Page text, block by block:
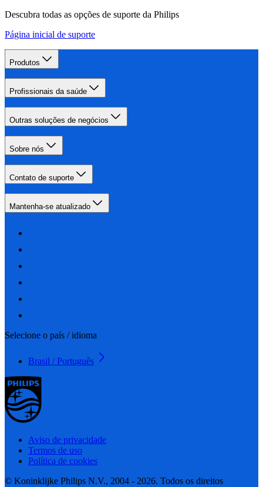
Descubra todas as opções de suporte da Philips
Página inicial de suporte
Produtos
Profissionais da saúde
Outras soluções de negócios
Sobre nós
Contato de suporte
Mantenha-se atualizado
Selecione o país / idioma
Brasil / Português
Aviso de privacidade
Termos de uso
Política de cookies
© Koninklijke Philips N.V., 2004 - 2026. Todos os direitos